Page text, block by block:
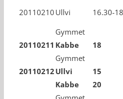
20110210 Ullvi 16.30-18
Gymmet
20110211 Kabbe 18
Gymmet
20110212 Ullvi 15
Kabbe
20